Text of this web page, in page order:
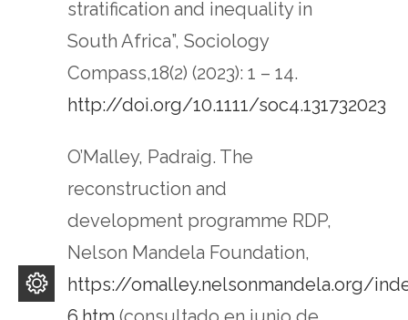
stratification and inequality in
South Africa”, Sociology
Compass,18(2) (2023): 1 – 14.
http://doi.org/10.1111/soc4.131732023
O’Malley, Padraig. The
reconstruction and
development programme RDP,
Nelson Mandela Foundation,
https://omalley.nelsonmandela.org/